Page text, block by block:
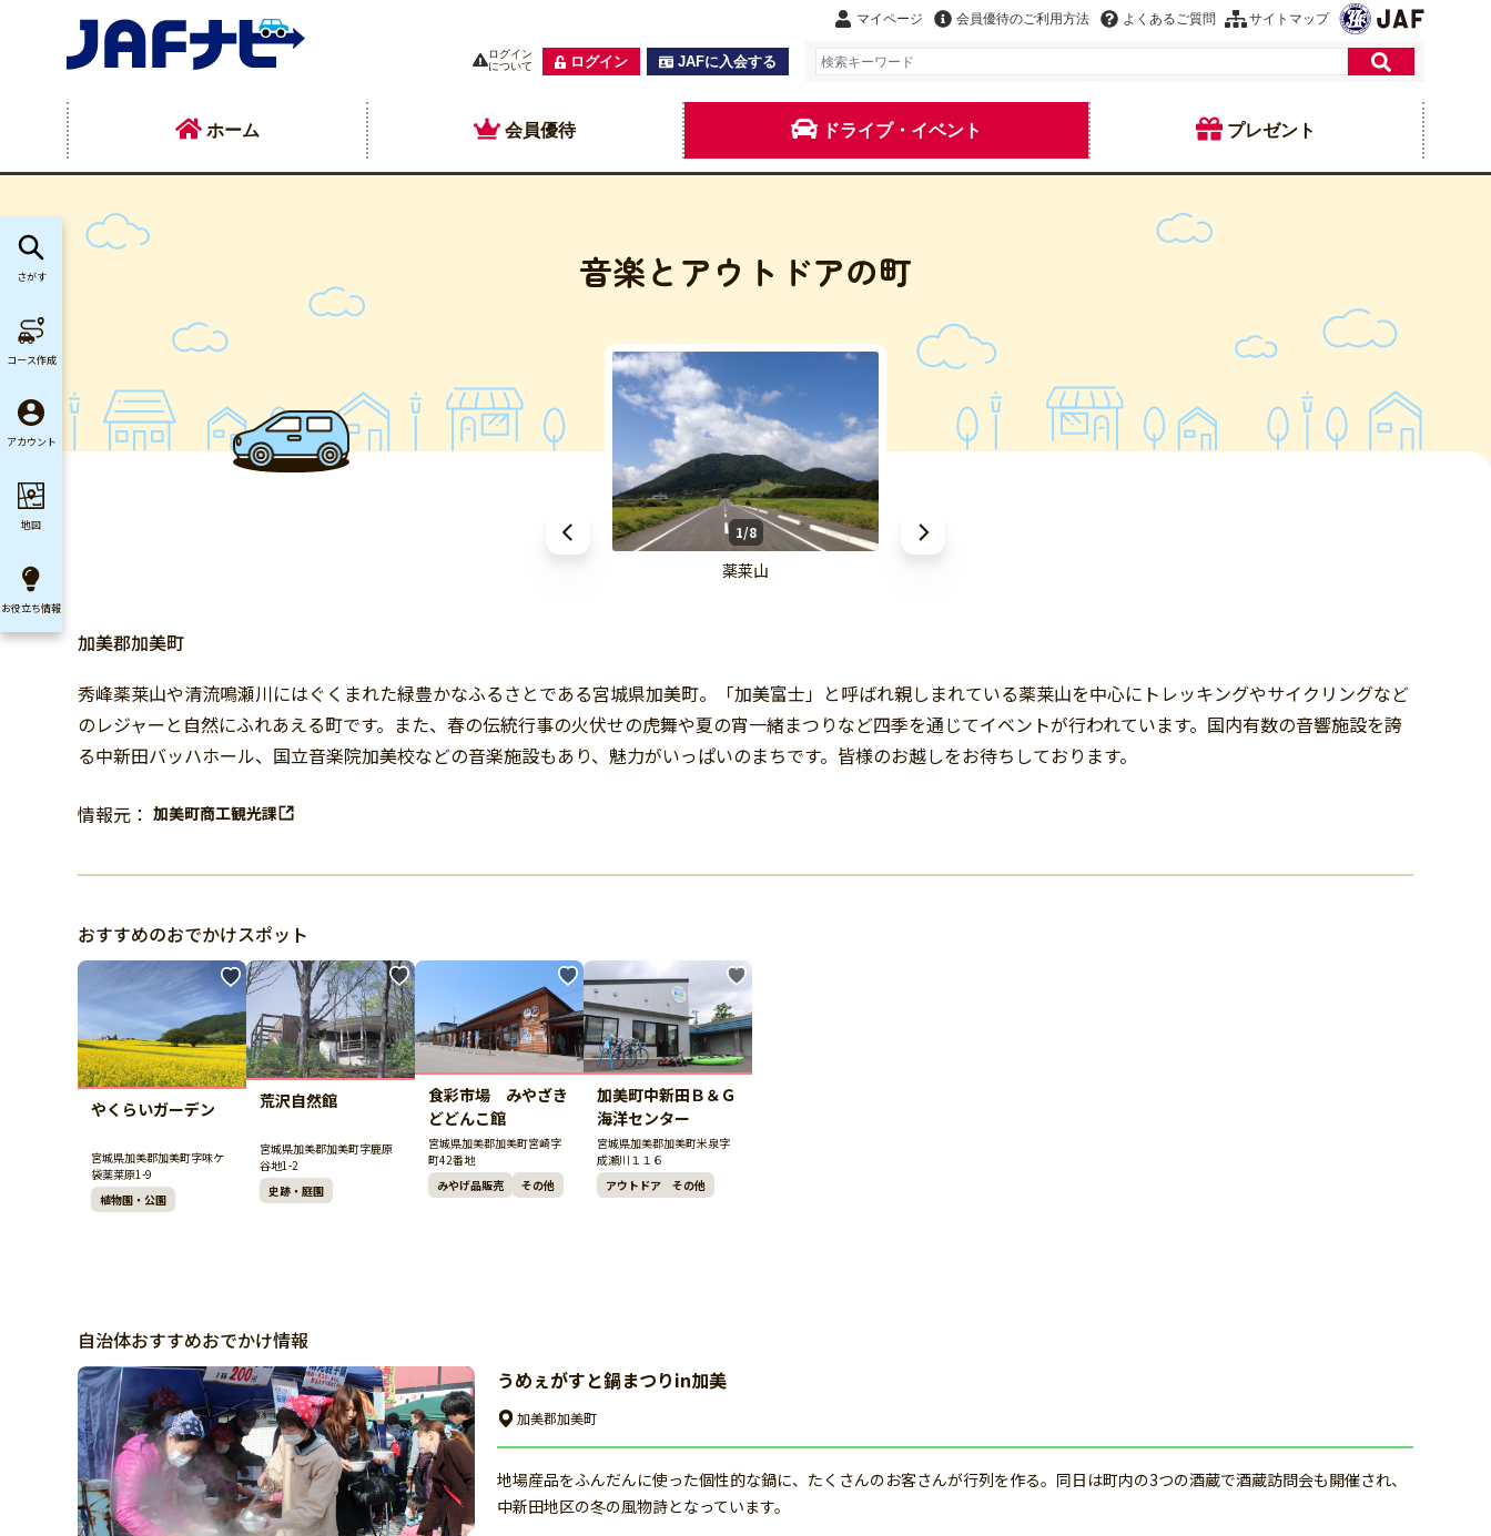
マイページ 会員優待のご利用方法 よくあるご質問 サイトマップ
ログイン
について
ログイン JAFに入会する
ホーム 会員優待 ドライブ・イベント プレゼント
音楽とアウトドアの町
1/8
薬莱山
加美郡加美町
秀峰薬莱山や清流鳴瀬川にはぐくまれた緑豊かなふるさとである宮城県加美町。「加美富士」と呼ばれ親しまれている薬莱山を中心にトレッキングやサイクリングなど
のレジャーと自然にふれあえる町です。また、春の伝統行事の火伏せの虎舞や夏の宵一緒まつりなど四季を通じてイベントが行われています。国内有数の音響施設を誇
る中新田バッハホール、国立音楽院加美校などの音楽施設もあり、魅力がいっぱいのまちです。皆様のお越しをお待ちしております。
情報元： 加美町商工観光課
おすすめのおでかけスポット
やくらいガーデン
宮城県加美郡加美町字味ケ
袋薬莱原1-9
植物園・公園
荒沢自然館
宮城県加美郡加美町字鹿原
谷地1-2
史跡・庭園
食彩市場 みやざき
どどんこ館
宮城県加美郡加美町宮崎字
町42番地
みやげ品販売
その他
加美町中新田Ｂ＆Ｇ
海洋センター
宮城県加美郡加美町米泉字
成瀬川１１６
アウトドア その他
自治体おすすめおでかけ情報
うめぇがすと鍋まつりin加美
加美郡加美町
地場産品をふんだんに使った個性的な鍋に、たくさんのお客さんが行列を作る。同日は町内の3つの酒蔵で酒蔵訪問会も開催され、
中新田地区の冬の風物詩となっています。
さがす
コース作成
アカウント
地図
お役立ち情報